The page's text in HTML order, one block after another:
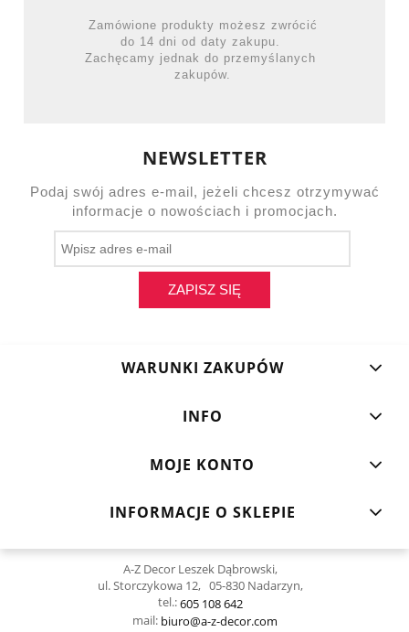
Zamówione produkty możesz zwrócić
do 14 dni od daty zakupu.
Zachęcamy jednak do przemyślanych
zakupów.
NEWSLETTER
Podaj swój adres e-mail, jeżeli chcesz otrzymywać
informacje o nowościach i promocjach.
ZAPISZ SIĘ
WARUNKI ZAKUPÓW
INFO
MOJE KONTO
INFORMACJE O SKLEPIE
A-Z Decor Leszek Dąbrowski,
ul. Storczykowa 12, 05-830 Nadarzyn,
tel.:605 108 642
mail: biuro@a-z-decor.com